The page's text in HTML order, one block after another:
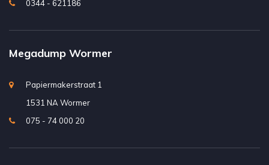
0344 - 621186
Megadump Wormer
Papiermakerstraat 1
1531 NA Wormer
075 - 74 000 20